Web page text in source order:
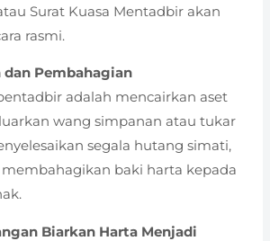
Surat Kuasa Mentadbir akan
rasmi.
dan Pembahagian
adalah mencairkan aset
wang simpanan atau tukar
segala hutang simati,
baki harta kepada
Biarkan Harta Menjadi